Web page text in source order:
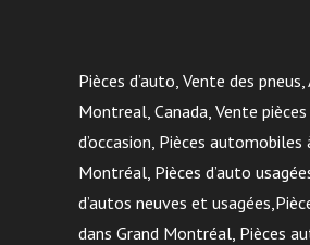
Pièces d’auto, Vente des
Montreal, Canada, Vente pièces
d’occasion, Pièces automobiles
Montréal, Pièces d’auto
d’autos neuves et
dans Grand Montréal, Pièces